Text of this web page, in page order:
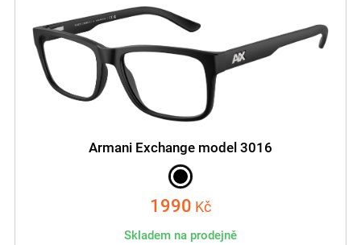
Armani Exchange model 3016
1990 Kč
Skladem na prodejně